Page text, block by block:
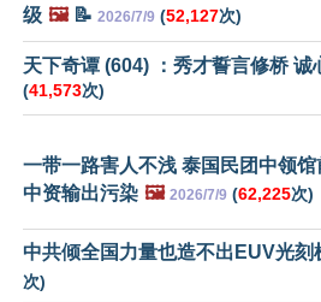
级 🖼️📝 2026/7/9 (52,127次)
天下奇谭 (604) ：秀才誓言修桥 诚
(41,573次)
一带一路害人不浅 泰国民团中领馆
中资输出污染 🖼️ 2026/7/9 (62,225次)
中共倾全国力量也造不出EUV光刻
次)